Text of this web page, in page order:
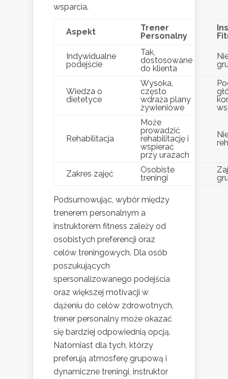
wsparcia.
Aspekt
Trener
Personalny
Indywidualne
podejście
Tak,
dostosowane
do klienta
Wiedza o
dietetyce
Wysoka,
często
wdraża plany
żywieniowe
Rehabilitacja
Może
prowadzić
rehabilitację i
wspierać
przy urazach
Zakres zajęć
Osobiste
treningi
Podsumowując, wybór między
trenerem personalnym a
instruktorem fitness zależy od
osobistych preferencji oraz
celów treningowych. Dla osób
poszukujących
spersonalizowanego podejścia
oraz większej motivacji w
dążeniu do celów zdrowotnych,
trener personalny może okazać
się bardziej odpowiednią opcją.
Natomiast dla tych, którzy
preferują atmosferę grupową i
dynamiczne treningi, instruktor